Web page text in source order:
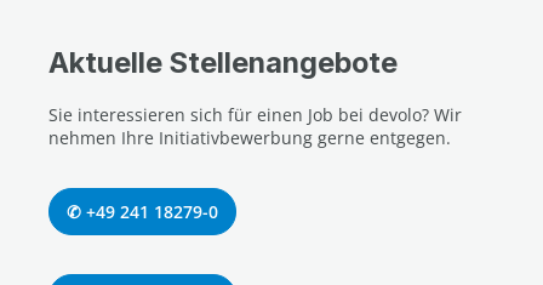
Aktuelle Stellenangebote
Sie interessieren sich für einen Job bei devolo? Wir
nehmen Ihre Initiativbewerbung gerne entgegen.
✆ +49 241 18279-0